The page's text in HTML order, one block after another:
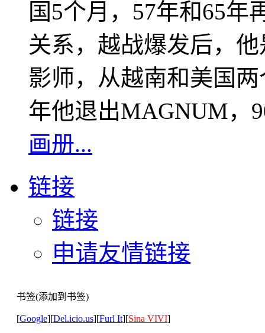
国5个月，57年和65年
关系，越战爆发后，
影师，从越南和美国
年他退出MAGNUM，
画册...
链接
链接
申请友情链接
书签(添加到书签)
[Google][Del.icio.us][Furl It][Sina VIVI]